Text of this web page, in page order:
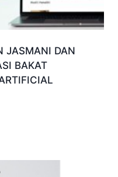
JASMANI DAN
BAKAT